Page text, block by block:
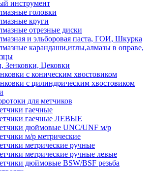
инструмент
головки
круги
отрезные диски
и эльборовая паста, ГОИ, Шкурка
карандаши,иглы,алмазы в оправе,
Зенковки, Цековки
с коническим хвостовиком
с цилиндрическим хвостовиком
для метчиков
гаечные
гаечные ЛЕВЫЕ
дюймовые UNC/UNF м/р
м/р метрические
метрические ручные
метрические ручные левые
дюймовые BSW/BSF резьба